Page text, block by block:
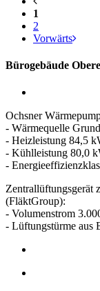
1
2
Vorwärts
Bürogebäude
Ochsner
- Wärmequelle
- Heizleistung 84,5
- Kühlleistung 80,0
-
Zentrallüftungsgerät
(FläktGroup):
- Volumenstrom
- Lüftungstürme aus